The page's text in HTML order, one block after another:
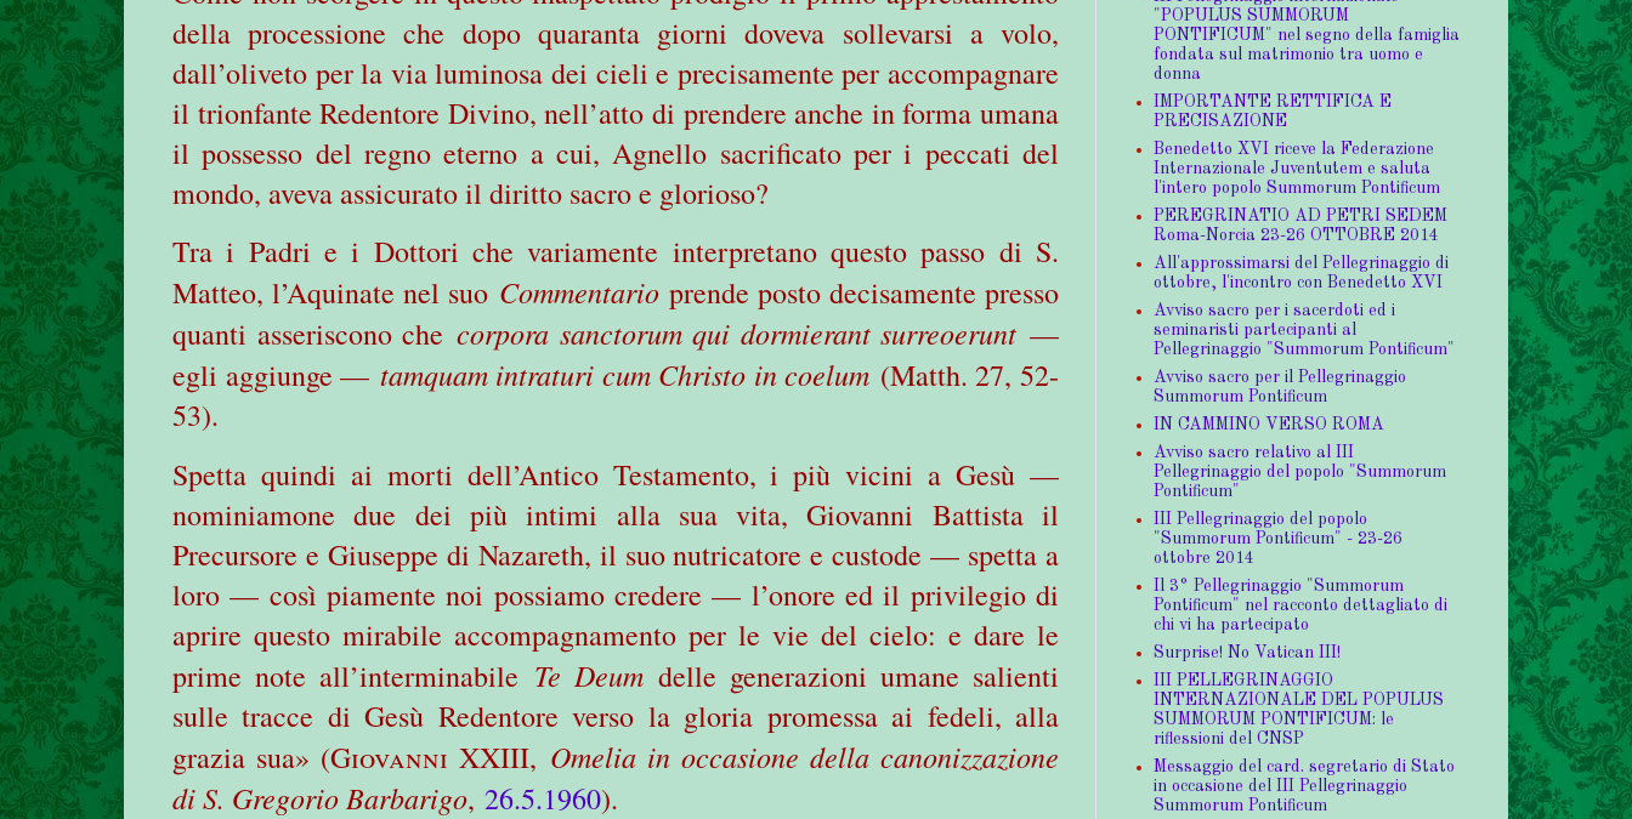
della processione che dopo quaranta giorni doveva sollevarsi a volo,
dall’oliveto per la via luminosa dei cieli e precisamente per accompagnare
il trionfante Redentore Divino, nell’atto di prendere anche in forma umana
il possesso del regno eterno a cui, Agnello sacrificato per i peccati del
mondo, aveva assicurato il diritto sacro e glorioso?
Tra i Padri e i Dottori che variamente interpretano questo passo di S.
Matteo, l’Aquinate nel suo Commentarioprende posto decisamente presso
quanti asseriscono che corpora sanctorum qui dormierant surreoerunt —
egli aggiunge — tamquam intraturi cum Christo in coelum (Matth. 27, 52-
53).
Spetta quindi ai morti dell’Antico Testamento, i più vicini a Gesù —
nominiamone due dei più intimi alla sua vita, Giovanni Battista il
Precursore e Giuseppe di Nazareth, il suo nutricatore e custode — spetta a
loro — così piamente noi possiamo credere — l’onore ed il privilegio di
aprire questo mirabile accompagnamento per le vie del cielo: e dare le
prime note all’interminabile Te Deumdelle generazioni umane salienti
sulle tracce di Gesù Redentore verso la gloria promessa ai fedeli, alla
grazia sua» (Giovanni XXIII, Omelia in occasione della canonizzazione
di S. Gregorio Barbarigo, 26.5.1960).
"POPULUS SUMMORUM
PONTIFICUM" nel segno della famiglia
fondata sul matrimonio tra uomo e
donna
IMPORTANTE RETTIFICA E
PRECISAZIONE
Benedetto XVI riceve la Federazione
Internazionale Juventutem e saluta
l'intero popolo Summorum Pontificum
PEREGRINATIO AD PETRI SEDEM
Roma-Norcia 23-26 OTTOBRE 2014
All'approssimarsi del Pellegrinaggio di
ottobre, l'incontro con Benedetto XVI
Avviso sacro per i sacerdoti ed i
seminaristi partecipanti al
Pellegrinaggio "Summorum Pontificum"
Avviso sacro per il Pellegrinaggio
Summorum Pontificum
IN CAMMINO VERSO ROMA
Avviso sacro relativo al III
Pellegrinaggio del popolo "Summorum
Pontificum"
III Pellegrinaggio del popolo
"Summorum Pontificum" - 23-26
ottobre 2014
Il 3° Pellegrinaggio "Summorum
Pontificum" nel racconto dettagliato di
chi vi ha partecipato
Surprise! No Vatican III!
III PELLEGRINAGGIO
INTERNAZIONALE DEL POPULUS
SUMMORUM PONTIFICUM: le
riflessioni del CNSP
Messaggio del card. segretario di Stato
in occasione del III Pellegrinaggio
Summorum Pontificum